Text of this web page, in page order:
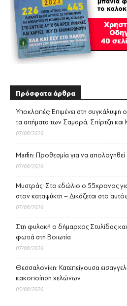
Πρόσφατα άρθρα
Υποκλοπές: Επιμένει στη συγκάλυψη
τα αιτήματα των Σαμαρά, Σπίρτζη και
07/08/2026
Marfin: Προθεσμία για να
07/08/2026
Μυστράς: Στο εδώλιο ο 55χρονος
στον καταψύκτη – Δικάζεται στο
07/08/2026
Στη φυλακή ο δήμαρχος Στυλίδας
φωτιά στη Βοιωτία
07/08/2026
Θεσσαλονίκη: Κατεπείγουσα
κακοποίηση χελώνων
05/08/2026